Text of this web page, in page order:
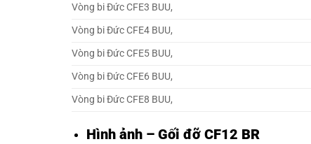
Vòng bi Đức CFE3 BUU,
Vòng bi Đức CFE4 BUU,
Vòng bi Đức CFE5 BUU,
Vòng bi Đức CFE6 BUU,
Vòng bi Đức CFE8 BUU,
Hình ảnh – Gối đỡ CF12 BR